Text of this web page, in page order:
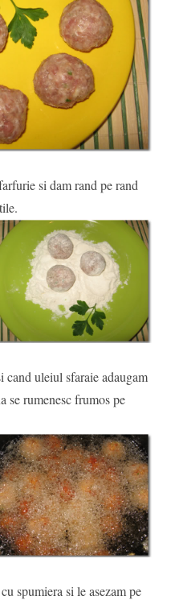
si dam rand pe rand
uleiul sfaraie adaugam
se rumenesc frumos pe
spumiera si le asezam pe